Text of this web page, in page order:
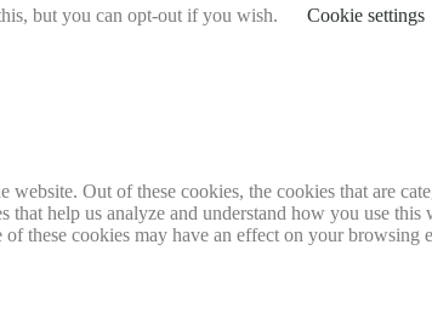
but you can opt-out if you wish.
Cookie settings
Out of these cookies, the cookies that are
help us analyze and understand how you use
these cookies may have an effect on your browsing